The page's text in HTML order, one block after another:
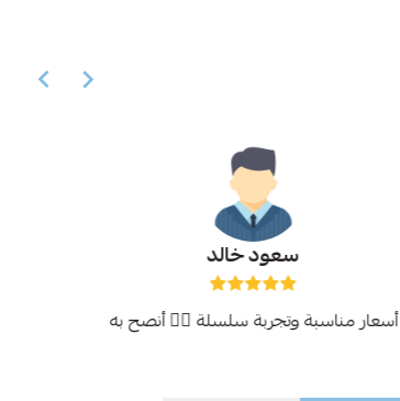
سعود خالد
أسعار مناسبة وتجربة سلسلة 👍🏻 أنصح به